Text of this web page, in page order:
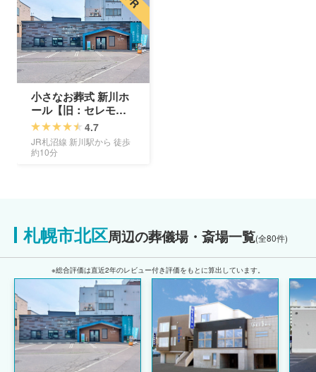
小さなお葬式 新川ホ
ール【旧：セレモニ
ーハウス北区新川】
4.7
JR札沼線 新川駅から 徒歩
約10分
札幌市北区周辺の葬儀場・斎場一覧(全80件)
※総合評価は直近2年のレビュー付き評価をもとに算出しています。